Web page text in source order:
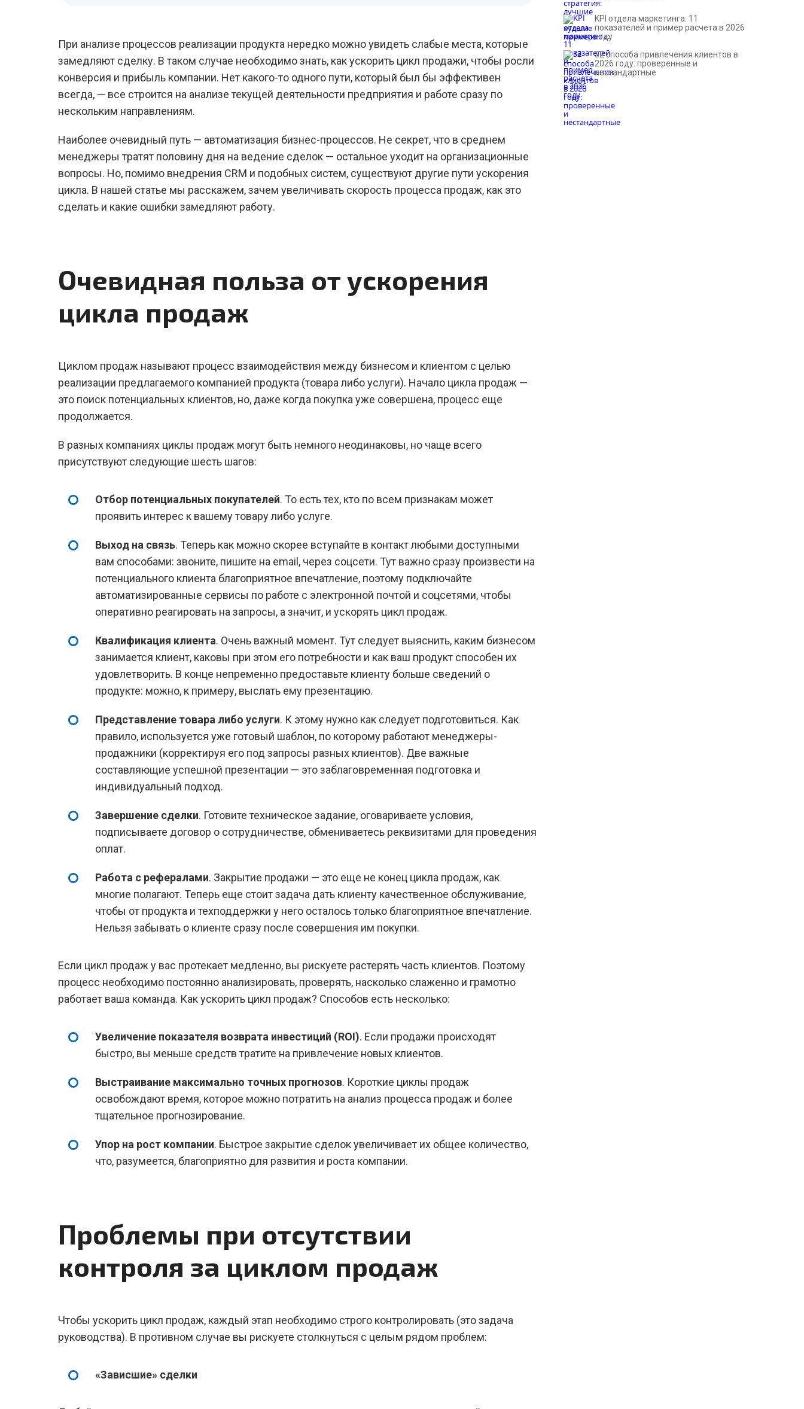
При анализе процессов реализации продукта нередко можно увидеть слабые места, которые
замедляют сделку. В таком случае необходимо знать, как ускорить цикл продажи, чтобы росли
конверсия и прибыль компании. Нет какого-то одного пути, который был бы эффективен
всегда, — все строится на анализе текущей деятельности предприятия и работе сразу по
нескольким направлениям.
Наиболее очевидный путь — автоматизация бизнес-процессов. Не секрет, что в среднем
менеджеры тратят половину дня на ведение сделок — остальное уходит на организационные
вопросы. Но, помимо внедрения CRM и подобных систем, существуют другие пути ускорения
цикла. В нашей статье мы расскажем, зачем увеличивать скорость процесса продаж, как это
сделать и какие ошибки замедляют работу.
Очевидная польза от ускорения
цикла продаж
Циклом продаж называют процесс взаимодействия между бизнесом и клиентом с целью
реализации предлагаемого компанией продукта (товара либо услуги). Начало цикла продаж —
это поиск потенциальных клиентов, но, даже когда покупка уже совершена, процесс еще
продолжается.
В разных компаниях циклы продаж могут быть немного неодинаковы, но чаще всего
присутствуют следующие шесть шагов:
Отбор потенциальных покупателей. То есть тех, кто по всем признакам может
проявить интерес к вашему товару либо услуге.
Выход на связь. Теперь как можно скорее вступайте в контакт любыми доступными
вам способами: звоните, пишите на email, через соцсети. Тут важно сразу произвести на
потенциального клиента благоприятное впечатление, поэтому подключайте
автоматизированные сервисы по работе c электронной почтой и соцсетями, чтобы
оперативно реагировать на запросы, а значит, и ускорять цикл продаж.
Квалификация клиента. Очень важный момент. Тут следует выяснить, каким бизнесом
занимается клиент, каковы при этом его потребности и как ваш продукт способен их
удовлетворить. В конце непременно предоставьте клиенту больше сведений о
продукте: можно, к примеру, выслать ему презентацию.
Представление товара либо услуги. К этому нужно как следует подготовиться. Как
правило, используется уже готовый шаблон, по которому работают менеджеры-
продажники (корректируя его под запросы разных клиентов). Две важные
составляющие успешной презентации — это заблаговременная подготовка и
индивидуальный подход.
Завершение сделки. Готовите техническое задание, оговариваете условия,
подписываете договор о сотрудничестве, обмениваетесь реквизитами для проведения
оплат.
Работа с рефералами. Закрытие продажи — это еще не конец цикла продаж, как
многие полагают. Теперь еще стоит задача дать клиенту качественное обслуживание,
чтобы от продукта и техподдержки у него осталось только благоприятное впечатление.
Нельзя забывать о клиенте сразу после совершения им покупки.
Если цикл продаж у вас протекает медленно, вы рискуете растерять часть клиентов. Поэтому
процесс необходимо постоянно анализировать, проверять, насколько слаженно и грамотно
работает ваша команда. Как ускорить цикл продаж? Способов есть несколько:
Увеличение показателя возврата инвестиций (ROI). Если продажи происходят
быстро, вы меньше средств тратите на привлечение новых клиентов.
Выстраивание максимально точных прогнозов. Короткие циклы продаж
освобождают время, которое можно потратить на анализ процесса продаж и более
тщательное прогнозирование.
Упор на рост компании. Быстрое закрытие сделок увеличивает их общее количество,
что, разумеется, благоприятно для развития и роста компании.
Проблемы при отсутствии
контроля за циклом продаж
Чтобы ускорить цикл продаж, каждый этап необходимо строго контролировать (это задача
руководства). В противном случае вы рискуете столкнуться с целым рядом проблем:
«Зависшие» сделки
KPI отдела маркетинга: 11
показателей и пример расчета в 2026
году
32 способа привлечения клиентов в
2026 году: проверенные и
нестандартные